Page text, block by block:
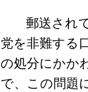
郵送されて
党を非難する
の処分にかか
で、この問題